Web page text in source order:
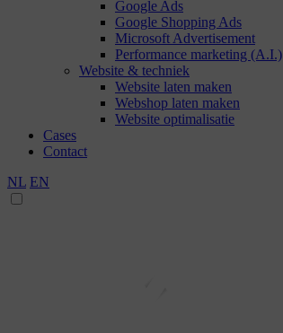
Google Ads
Google Shopping Ads
Microsoft Advertisement
Performance marketing (A.I.)
Website & techniek
Website laten maken
Webshop laten maken
Website optimalisatie
Cases
Contact
NL EN